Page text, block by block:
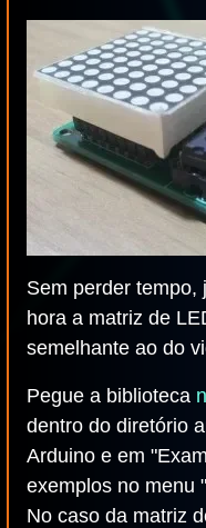
Sem perder tempo,
hora a matriz de
semelhante ao do
Pegue a biblioteca
dentro do diretório
Arduino e em
exemplos no menu
No caso da matriz